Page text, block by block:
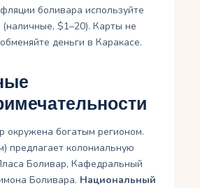
боливара используйте
$1–20). Карты не
деньги в Каракасе.
окружена богатым регионом.
предлагает колониальную
Боливар, Кафедральный
Боливара. Национальный